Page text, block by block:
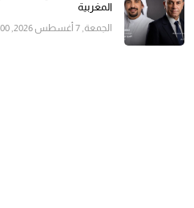
المغربية
الجمعة, 7 أغسطس 2026, 20:00